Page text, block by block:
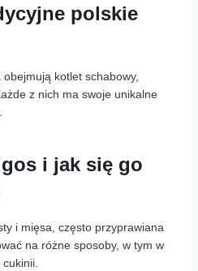
polskie
kotlet schabowy,
z nich ma swoje unikalne
i jak się go
i mięsa, często przyprawiana
na różne sposoby, w tym w